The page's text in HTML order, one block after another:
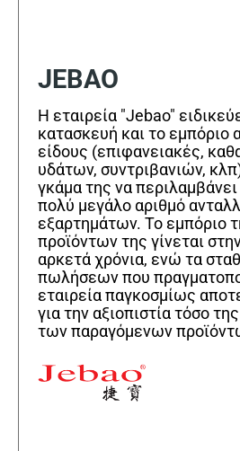
JEBAO
Η εταιρεία "Jebao"
κατασκευή και το εμπόριο
είδους (επιφανειακές,
υδάτων, συντριβανιών,
γκάμα της να
πολύ μεγάλο αριθμό
εξαρτημάτων. Το εμπόριο
προϊόντων της γίνεται
αρκετά χρόνια, ενώ τα
πωλήσεων που
εταιρεία παγκοσμίως
για την αξιοπιστία τόσο
των παραγόμενων